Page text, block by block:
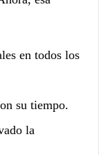
en todos los
su tiempo.
la